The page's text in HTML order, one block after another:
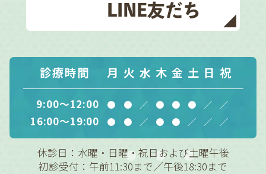
LINE友だち
診療時間 月 火 水 木 金 土 日 祝
9:00～12:00 ● ● ／ ● ● ● ／ ／
16:00～19:00 ● ● ／ ● ● ／ ／ ／
休診日：水曜・日曜・祝日および土曜午後
初診受付：午前11:30まで／午後18:30まで